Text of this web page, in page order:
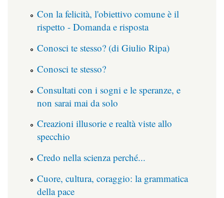
Con la felicità, l'obiettivo comune è il
rispetto - Domanda e risposta
Conosci te stesso? (di Giulio Ripa)
Conosci te stesso?
Consultati con i sogni e le speranze, e
non sarai mai da solo
Creazioni illusorie e realtà viste allo
specchio
Credo nella scienza perché...
Cuore, cultura, coraggio: la grammatica
della pace